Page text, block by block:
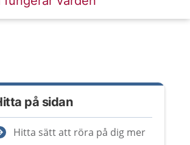
på sidan
Hitta sätt att röra på dig mer